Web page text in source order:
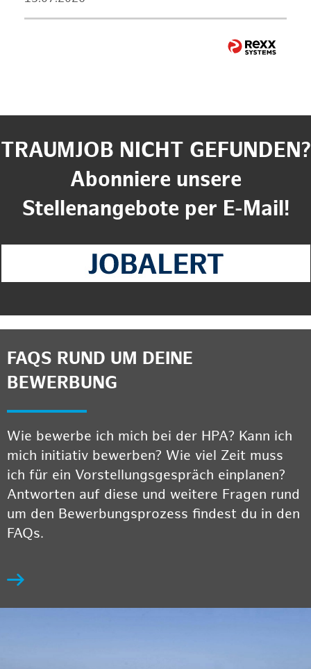
TRAUMJOB NICHT GEFUNDEN?
Abonniere unsere
Stellenangebote per E-Mail!
FAQS RUND UM DEINE
BEWERBUNG
Wie bewerbe ich mich bei der HPA? Kann ich
mich initiativ bewerben? Wie viel Zeit muss
ich für ein Vorstellungsgespräch einplanen?
Antworten auf diese und weitere Fragen rund
um den Bewerbungsprozess findest du in den
FAQs.